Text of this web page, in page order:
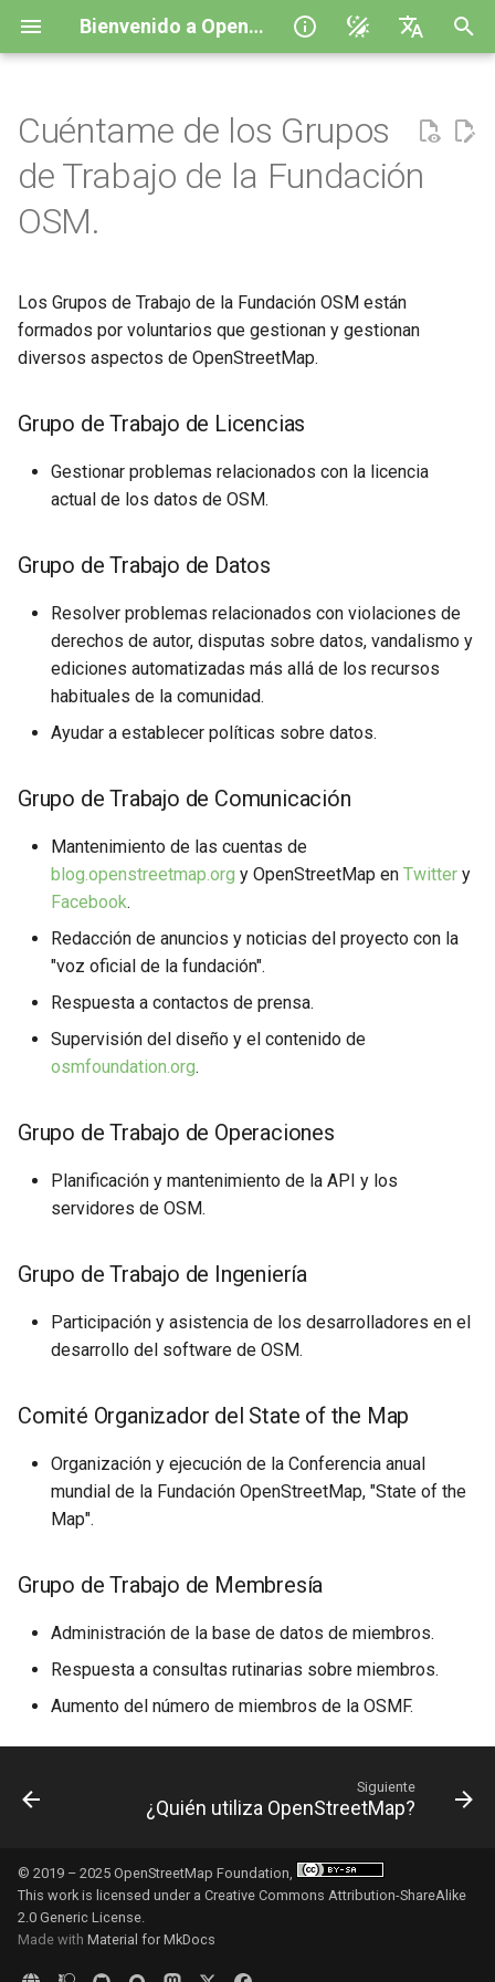
Bienvenido a OpenStreetMap
polski
Español
c
i
l
i
a
e
Grupo de Trabajo de Licencias
Grupo de Trabajo de Datos
Grupo de Trabajo de
Operaciones
Grupo de Trabajo de
Comité Organizador del State
Grupo de Trabajo de
Membresía
¿Qué calidad tienen los datos
de OSM?
Edición organizada en
¿Estás planeando una
campaña humanitaria
utilizando OSM, ¿qué
OSM?
buen desarrollador o empresa
para desarrollar con OSM?
Descarga y uso de datos
OSM
Cuéntame de los Grupos
de Trabajo de la Fundación
OSM.
Los Grupos de Trabajo de la Fundación OSM están
formados por voluntarios que gestionan y gestionan
diversos aspectos de OpenStreetMap.
Grupo de Trabajo de Licencias
Gestionar problemas relacionados con la licencia
actual de los datos de OSM.
Grupo de Trabajo de Datos
Resolver problemas relacionados con violaciones de
derechos de autor, disputas sobre datos, vandalismo y
ediciones automatizadas más allá de los recursos
habituales de la comunidad.
Ayudar a establecer políticas sobre datos.
Grupo de Trabajo de Comunicación
Mantenimiento de las cuentas de
blog.openstreetmap.org y OpenStreetMap en Twitter y
Facebook.
Redacción de anuncios y noticias del proyecto con la
"voz oficial de la fundación".
Respuesta a contactos de prensa.
Supervisión del diseño y el contenido de
osmfoundation.org.
Grupo de Trabajo de Operaciones
Planificación y mantenimiento de la API y los
servidores de OSM.
Grupo de Trabajo de Ingeniería
Participación y asistencia de los desarrolladores en el
desarrollo del software de OSM.
Comité Organizador del State of the Map
Organización y ejecución de la Conferencia anual
mundial de la Fundación OpenStreetMap, "State of the
Map".
Grupo de Trabajo de Membresía
Administración de la base de datos de miembros.
Respuesta a consultas rutinarias sobre miembros.
Aumento del número de miembros de la OSMF.
Siguiente
¿Quién utiliza OpenStreetMap?
© 2019 – 2025 OpenStreetMap Foundation,
This work is licensed under a Creative Commons Attribution-ShareAlike
2.0 Generic License.
Made with Material for MkDocs